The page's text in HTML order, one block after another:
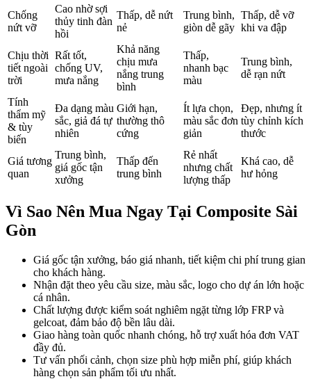
Chống
nứt vỡ
Cao nhờ sợi
thủy tinh đàn
hồi
Thấp, dễ nứt
nẻ
Trung bình,
giòn dễ gãy
Thấp, dễ vỡ
khi va đập
Chịu thời
tiết ngoài
trời
Rất tốt,
chống UV,
mưa nắng
Khả năng
chịu mưa
nắng trung
bình
Thấp,
nhanh bạc
màu
Trung bình,
dễ rạn nứt
Tính
thẩm mỹ
& tùy
biến
Đa dạng màu
sắc, giả đá tự
nhiên
Giới hạn,
thường thô
cứng
Ít lựa chọn,
màu sắc đơn
giản
Đẹp, nhưng ít
tùy chỉnh kích
thước
Giá tương
quan
Trung bình,
giá gốc tận
xưởng
Thấp đến
trung bình
Rẻ nhất
nhưng chất
lượng thấp
Khá cao, dễ
hư hỏng
Vì Sao Nên Mua Ngay Tại Composite Sài
Gòn
Giá gốc tận xưởng, báo giá nhanh, tiết kiệm chi phí trung gian
cho khách hàng.
Nhận đặt theo yêu cầu size, màu sắc, logo cho dự án lớn hoặc
cá nhân.
Chất lượng được kiểm soát nghiêm ngặt từng lớp FRP và
gelcoat, đảm bảo độ bền lâu dài.
Giao hàng toàn quốc nhanh chóng, hỗ trợ xuất hóa đơn VAT
đầy đủ.
Tư vấn phối cảnh, chọn size phù hợp miễn phí, giúp khách
hàng chọn sản phẩm tối ưu nhất.